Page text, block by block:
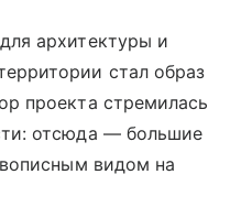
архитектуры и
стал образ
проекта стремилась
отсюда — большие
видом на